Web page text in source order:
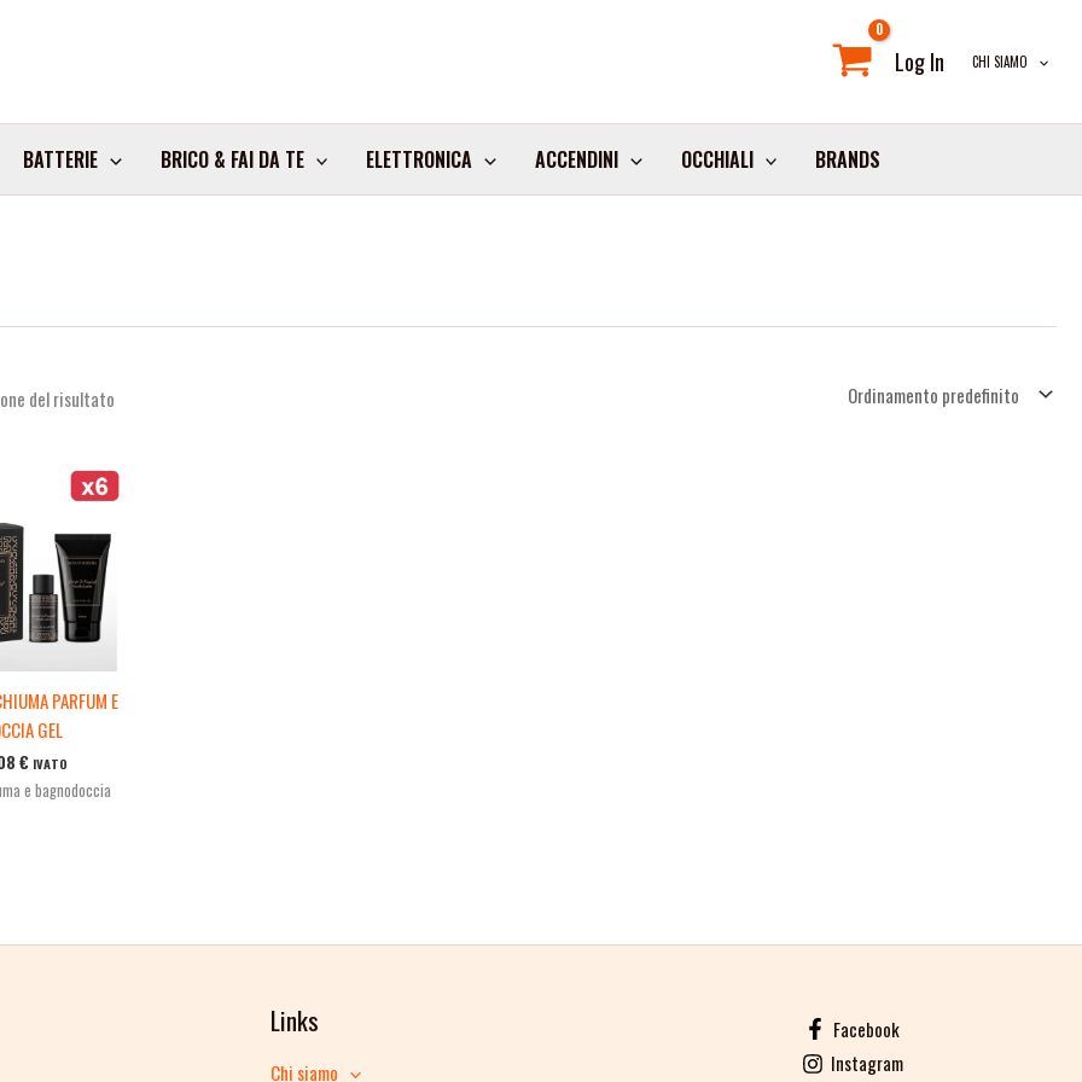
Log In CHI SIAMO
BATTERIE BRICO & FAI DA TE ELETTRONICA ACCENDINI OCCHIALI BRANDS
del risultato
PARFUM E
GEL
€ IVATO
e bagnodoccia
Links
Chi siamo
Facebook
Instagram